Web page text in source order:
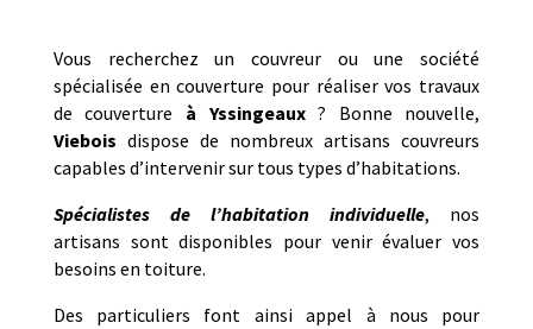
Vous recherchez un couvreur ou une société
spécialisée en couverture pour réaliser vos travaux
de couverture à Yssingeaux? Bonne nouvelle,
Viebois dispose de nombreux artisans couvreurs
capables d’intervenir sur tous types d’habitations.
Spécialistes de l’habitation individuelle, nos
artisans sont disponibles pour venir évaluer vos
besoins en toiture.
Des particuliers font ainsi appel à nous pour